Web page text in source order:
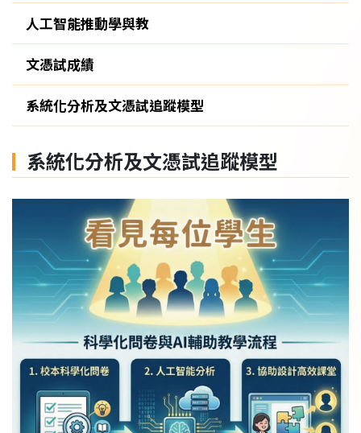
人工智能推動學與教
文憑試成績
系統化分析及文憑試追蹤模型
系統化分析及文憑試追蹤模型